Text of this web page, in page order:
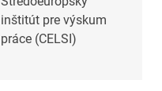
inštitút pre výskum
práce (CELSI)